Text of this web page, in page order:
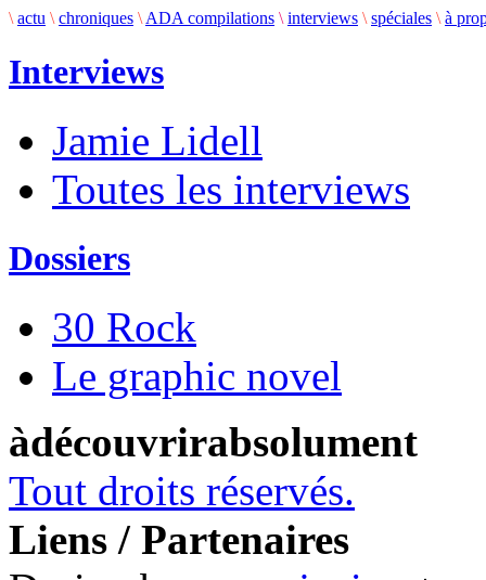
\ actu \ chroniques \ ADA compilations \ interviews \ spéciales \ à
Interviews
Jamie Lidell
Toutes les interviews
Dossiers
30 Rock
Le graphic novel
àdécouvrirabsolument
Tout droits réservés.
Liens / Partenaires